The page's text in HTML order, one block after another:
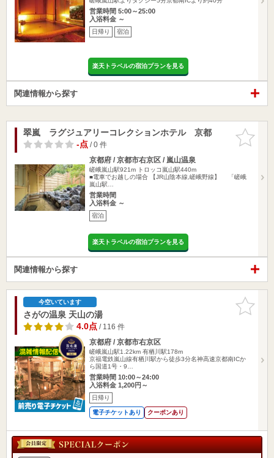
営業時間 5:00～25:00
入浴料金 ～
日帰り 宿泊
楽天トラベルの宿泊プランを見る
関連情報から探す
お気に入
りに追加
翠嵐 ラグジュアリーコレクションホテル 京都
-点/ 0 件
京都府 / 京都市右京区 / 嵐山温泉
嵯峨嵐山駅921m トロッコ嵐山駅440m
■電車でお越しの場合 【JR山陰本線,嵯峨野線】 「嵯峨
嵐山駅…
営業時間
入浴料金 ～
宿泊
楽天トラベルの宿泊プランを見る
関連情報から探す
お気に入
りに追加
今空いています
さがの温泉 天山の湯
4.0点/ 116 件
京都府 / 京都市右京区
嵯峨嵐山駅1.22km 有栖川駅178m
京福電鉄嵐山線有栖川駅から徒歩3分名神高速京都南ICか
ら国道1号・9…
営業時間 10:00～24:00
入浴料金 1,200円～
日帰り
電子チケットあり クーポンあり